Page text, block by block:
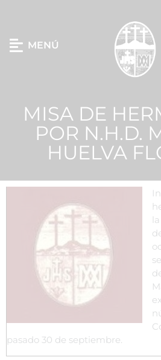
MENÚ
MISA DE
POR N.H.D.
HUELVA
pasado 30 de septiembre.